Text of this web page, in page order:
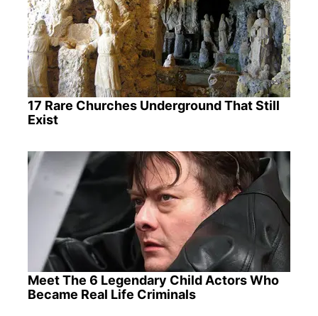
17 Rare Churches Underground That Still
Exist
Meet The 6 Legendary Child Actors Who
Became Real Life Criminals